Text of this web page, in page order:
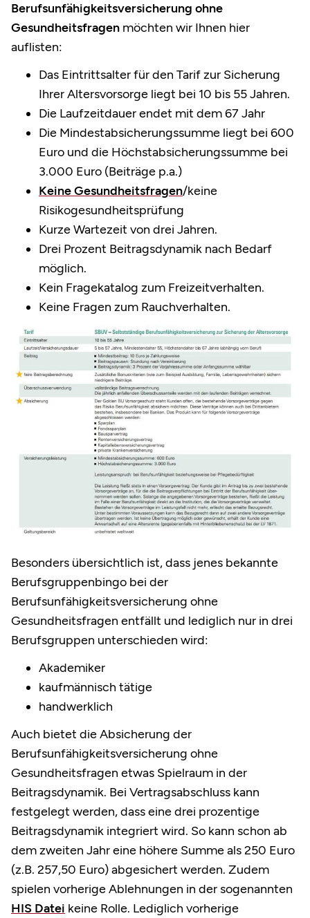
Berufsunfähigkeitsversicherung ohne
Gesundheitsfragen möchten wir Ihnen hier
auflisten:
Das Eintrittsalter für den Tarif zur Sicherung
Ihrer Altersvorsorge liegt bei 10 bis 55 Jahren.
Die Laufzeitdauer endet mit dem 67 Jahr
Die Mindestabsicherungssumme liegt bei 600
Euro und die Höchstabsicherungssumme bei
3.000 Euro (Beiträge p.a.)
Keine Gesundheitsfragen/keine
Risikogesundheitsprüfung
Kurze Wartezeit von drei Jahren.
Drei Prozent Beitragsdynamik nach Bedarf
möglich.
Kein Fragekatalog zum Freizeitverhalten.
Keine Fragen zum Rauchverhalten.
Besonders übersichtlich ist, dass jenes bekannte
Berufsgruppenbingo bei der
Berufsunfähigkeitsversicherung ohne
Gesundheitsfragen entfällt und lediglich nur in drei
Berufsgruppen unterschieden wird:
Akademiker
kaufmännisch tätige
handwerklich
Auch bietet die Absicherung der
Berufsunfähigkeitsversicherung ohne
Gesundheitsfragen etwas Spielraum in der
Beitragsdynamik. Bei Vertragsabschluss kann
festgelegt werden, dass eine drei prozentige
Beitragsdynamik integriert wird. So kann schon ab
dem zweiten Jahr eine höhere Summe als 250 Euro
(z.B. 257,50 Euro) abgesichert werden. Zudem
spielen vorherige Ablehnungen in der sogenannten
HIS Datei keine Rolle. Lediglich vorherige